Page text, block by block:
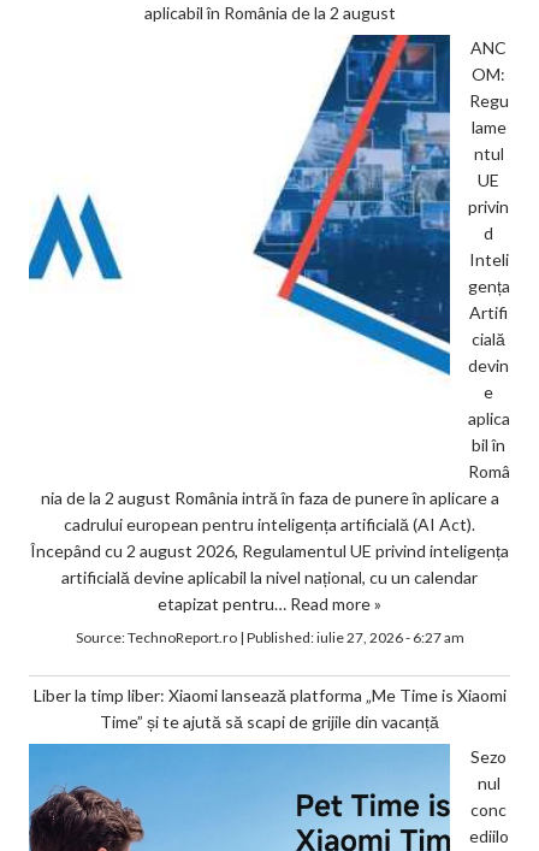
aplicabil în România de la 2 august
ANC
OM:
Regu
lame
ntul
UE
privin
d
Inteli
gența
Artifi
cială
devin
e
aplica
bil în
Româ
nia de la 2 august România intră în faza de punere în aplicare a
cadrului european pentru inteligența artificială (AI Act).
Începând cu 2 august 2026, Regulamentul UE privind inteligența
artificială devine aplicabil la nivel național, cu un calendar
etapizat pentru… Read more »
Source:TechnoReport.ro| Published:iulie 27, 2026 - 6:27 am
Liber la timp liber: Xiaomi lansează platforma „Me Time is Xiaomi
Time” și te ajută să scapi de grijile din vacanță
Sezo
nul
conc
ediilo